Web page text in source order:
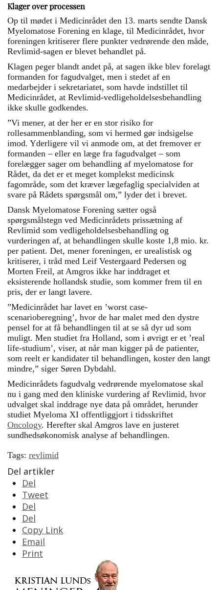
Klager over processen
Op til mødet i Medicinrådet den 13. marts sendte Dansk
Myelomatose Forening en klage, til Medicinrådet, hvor
foreningen kritiserer flere punkter vedrørende den måde,
Revlimid-sagen er blevet behandlet på.
Klagen peger blandt andet på, at sagen ikke blev forelagt
formanden for fagudvalget, men i stedet af en
medarbejder i sekretariatet, som havde indstillet til
Medicinrådet, at Revlimid-vedligeholdelsesbehandling
ikke skulle godkendes.
”Vi mener, at der her er en stor risiko for
rollesammenblanding, som vi hermed gør indsigelse
imod. Yderligere vil vi anmode om, at det fremover er
formanden – eller en læge fra fagudvalget – som
forelægger sager om behandling af myelomatose for
Rådet, da det er et meget komplekst medicinsk
fagområde, som det kræver lægefaglig specialviden at
svare på Rådets spørgsmål om,” lyder det i brevet.
Dansk Myelomatose Forening sætter også
spørgsmålstegn ved Medicinrådets prissætning af
Revlimid som vedligeholdelsesbehandling og
vurderingen af, at behandlingen skulle koste 1,8 mio. kr.
per patient. Det, mener foreningen, er urealistisk og
kritiserer, i tråd med Leif Vestergaard Pedersen og
Morten Freil, at Amgros ikke har inddraget et
eksisterende hollandsk studie, som kommer frem til en
pris, der er langt lavere.
”Medicinrådet har lavet en ’worst case-
scenarioberegning’, hvor de har malet med den dystre
pensel for at få behandlingen til at se så dyr ud som
muligt. Men studiet fra Holland, som i øvrigt er et ’real
life-studium’, viser, at når man kigger på de patienter,
som reelt er kandidater til behandlingen, koster den langt
mindre,” siger Søren Dybdahl.
Medicinrådets fagudvalg vedrørende myelomatose skal
nu i gang med den kliniske vurdering af Revlimid, hvor
udvalget skal inddrage nye data på området, herunder
studiet Myeloma XI offentliggjort i tidsskriftet
Oncology. Herefter skal Amgros lave en justeret
sundhedsøkonomisk analyse af behandlingen.
Tags: revlimid
Del artikler
Del
Tweet
Del
Del
Copy Link
Email
Print